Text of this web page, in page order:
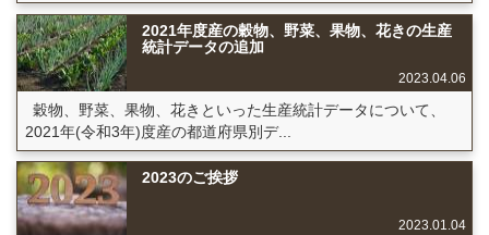
2021年度産の穀物、野菜、果物、花きの生産
統計データの追加
2023.04.06
穀物、野菜、果物、花きといった生産統計データについて、
2021年(令和3年)度産の都道府県別デ...
2023のご挨拶
2023.01.04